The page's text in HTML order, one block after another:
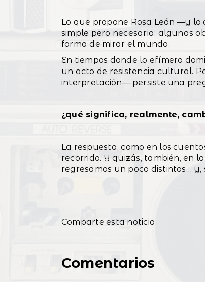
Lo que propone Rosa León —y
simple pero necesaria: algunas
forma de mirar el mundo.
En tiempos donde lo efímero
un acto de resistencia cultural.
interpretación— persiste una
¿qué significa, realmente,
La respuesta, como en los
recorrido. Y quizás, también, en
regresamos un poco distintos…
Comparte esta noticia
Comentarios